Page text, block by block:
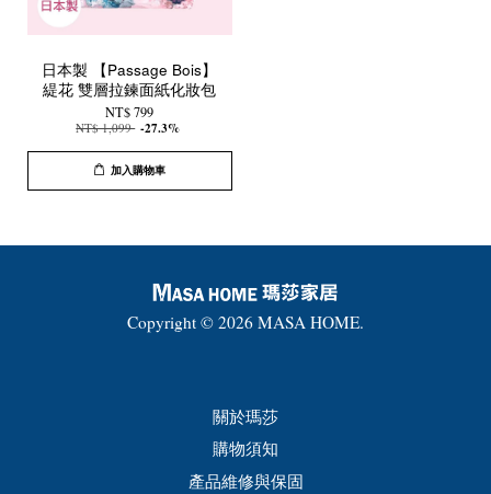
日本製 【Passage Bois】
緹花 雙層拉鍊面紙化妝包
NT$ 799
NT$ 1,099 -27.3%
加入購物車
Copyright © 2026 MASA HOME.
關於瑪莎
購物須知
產品維修與保固